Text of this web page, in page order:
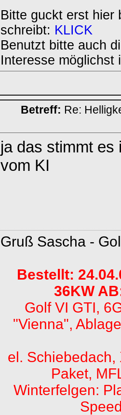
Bitte guckt erst hier
schreibt: KLICK
Benutzt bitte auch
Interesse möglichst
Betreff: Re:
ja das stimmt
vom KI
Gruß Sascha -
Bestellt:
36KW
Golf VI GTI,
"Vienna",
el. Schiebedach,
Paket,
Winterfelgen: